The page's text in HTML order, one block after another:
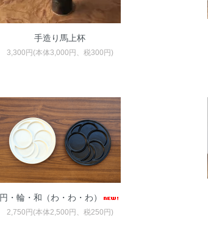
手造り馬上杯
3,300円(本体3,000円、税300円)
円・輪・和（わ・わ・わ）
2,750円(本体2,500円、税250円)